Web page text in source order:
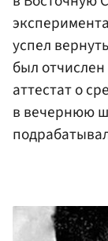
успел
был
аттестат о
в вечернюю